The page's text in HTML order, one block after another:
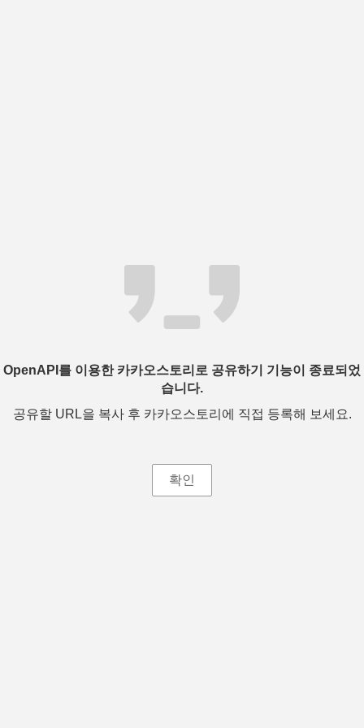
OpenAPI를 이용한 카카오스토리로 공유하기 기능이 종료되었
습니다.
공유할 URL을 복사 후 카카오스토리에 직접 등록해 보세요.
확인